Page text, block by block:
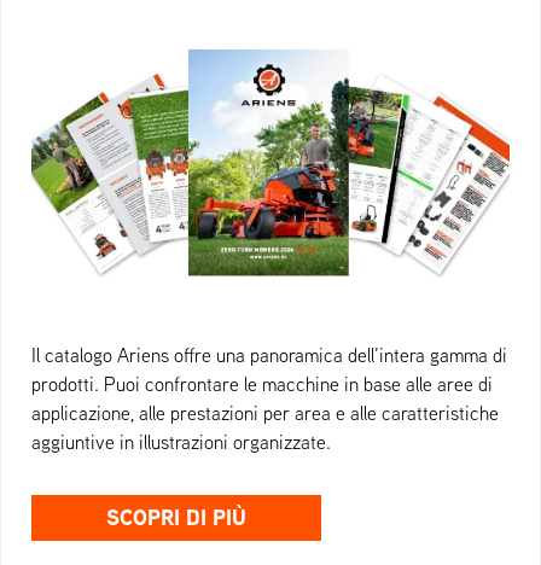
Il catalogo Ariens offre una panoramica dell’intera gamma di
prodotti. Puoi confrontare le macchine in base alle aree di
applicazione, alle prestazioni per area e alle caratteristiche
aggiuntive in illustrazioni organizzate.
SCOPRI DI PIÙ